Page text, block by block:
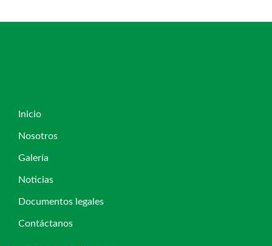
Inicio
Nosotros
Galería
Noticias
Documentos legales
Contáctanos